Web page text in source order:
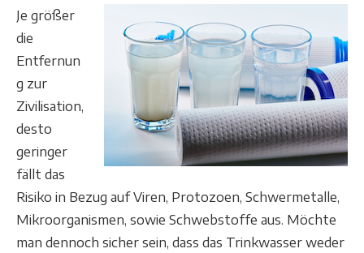
Je größer
die
Entfernun
g zur
Zivilisation,
desto
geringer
fällt das
Risiko in Bezug auf Viren, Protozoen, Schwermetalle,
Mikroorganismen, sowie Schwebstoffe aus. Möchte
man dennoch sicher sein, dass das Trinkwasser weder